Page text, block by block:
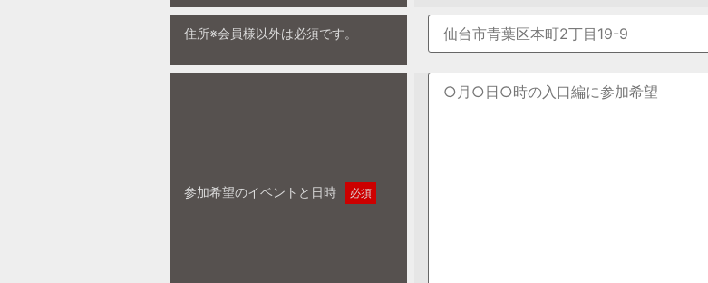
住所※会員様以外は必須です。
参加希望のイベントと日時 必須